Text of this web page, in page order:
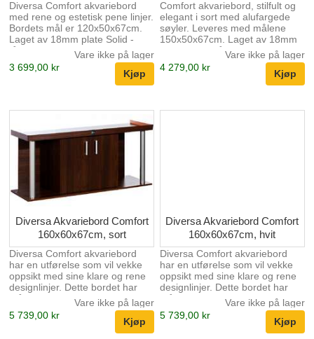
Diversa Comfort akvariebord
med rene og estetisk pene linjer.
Bordets mål er 120x50x67cm.
Laget av 18mm plate Solid -
tåler belastning over 1000kg
Leveres med kant som skjuler
sanden i fremkant av akvariet
Vare ikke på lager
3 699,00 kr
Comfort akvariebord, stilfult og
elegant i sort med alufargede
søyler. Leveres med målene
150x50x67cm. Laget av 18mm
plate Solid - tåler belastning
over 1000kg Leveres med kant
som skjuler sanden i fremkant
av akvariet Plass til filter og
Vare ikke på lager
4 279,00 kr
Diversa Akvariebord Comfort
160x60x67cm, sort
Diversa Comfort akvariebord
har en utførelse som vil vekke
oppsikt med sine klare og rene
designlinjer. Dette bordet har
målene 160x60x67cm. Sort
farge. Laget av 18mm plate
Solid - tåler belastning over
1000kg Leveres med kant som
Vare ikke på lager
5 739,00 kr
Diversa Akvariebord Comfort
160x60x67cm, hvit
Diversa Comfort akvariebord
har en utførelse som vil vekke
oppsikt med sine klare og rene
designlinjer. Dette bordet har
målen 160x60x67cm. Hvit farge.
Vare ikke på lager
5 739,00 kr